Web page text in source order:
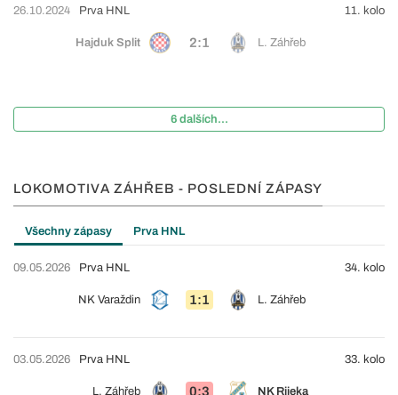
26.10.2024
Hajduk Split 2:1 L. Záhřeb
Prva HNL 11. kolo
6 dalších...
LOKOMOTIVA ZÁHŘEB - POSLEDNÍ ZÁPASY
Všechny zápasy Prva HNL
09.05.2026
NK Varaždin 1:1 L. Záhřeb
Prva HNL 34. kolo
03.05.2026
L. Záhřeb 0:3 NK Rijeka
Prva HNL 33. kolo